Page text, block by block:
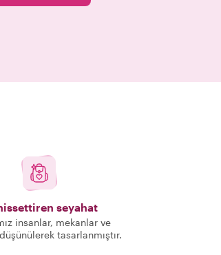
seyahat
insanlar, mekanlar ve
tasarlanmıştır.